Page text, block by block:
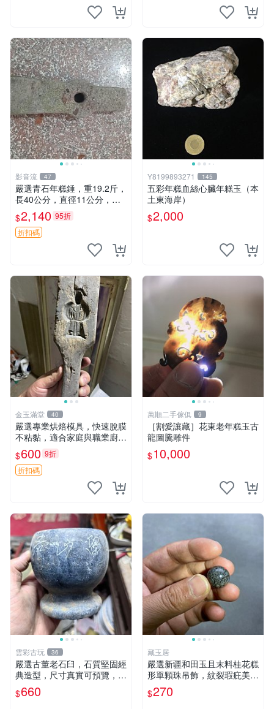
影音流 47
嚴選青石年糕錘，重19.2斤，
長40公分，直徑11公分，石
質精良，做工扎實，自然風味
獨特。適合收藏與實用。 老
物件 青石 年糕槌
$2,140 95折
折扣碼
Y8199893271 145
五彩年糕血絲心臟年糕玉（本
土東海岸）
$2,000
金玉滿堂 40
嚴選專業烘焙模具，快速脫膜
不粘黏，適合家庭與職業廚師
使用 西點製作好助手，輕鬆
烘出具質感甜點 304不銹鋼材
質，長久耐用易清洗 西點 印
$600 9折
折扣碼
萬順二手傢俱 9
［割愛讓藏］花東老年糕玉古
龍圖騰雕件
$10,000
雲彩古玩 36
嚴選古董老石臼，石質堅固經
典造型，尺寸真實可預覽，具
歲月風華，適合收藏與使用，
不容錯過石器好物 石臼 古蹟
$660
藏玉居
嚴選新疆和田玉且末料桂花糕
形單顆珠吊飾，紋裂瑕疪美中
不足仍具收藏價值 16 粒裝 桂
花糕 卡珠 吊飾
$270